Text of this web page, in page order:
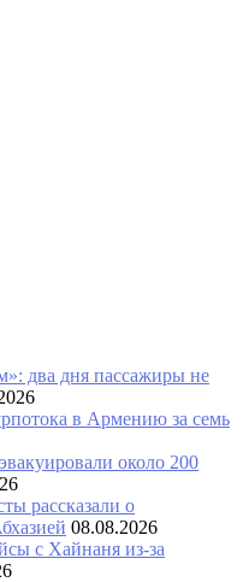
два дня пассажиры не
в Армению за семь
около 200
рассказали о
08.08.2026
с Хайнаня из-за